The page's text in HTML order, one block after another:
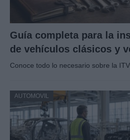
Guía completa para la
de vehículos clásicos y
Conoce todo lo necesario sobre la
AUTOMOVIL